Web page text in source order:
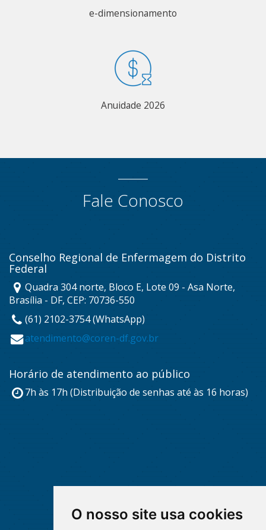
O nosso site usa cookies
e-dimensionamento
Anuidade 2026
Fale Conosco
Conselho Regional de Enfermagem do Distrito
Federal
Quadra 304 norte, Bloco E, Lote 09 - Asa Norte,
Brasília - DF, CEP: 70736-550
(61) 2102-3754 (WhatsApp)
atendimento@coren-df.gov.br
Horário de atendimento ao público
7h às 17h (Distribuição de senhas até às 16 horas)